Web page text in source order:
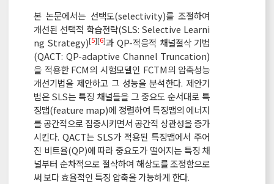
본 논문에서는 선택도(selectivity)를 조절하여
개선된 선택적 학습전략(SLS: Selective Learni
ng Strategy)[5][6]과 QP-적응적 채널절삭 기법
(QACT: QP-adaptive Channel Truncation)
을 적용한 FCM의 시험모델인 FCTM의 압축성능
개선기법을 제안하고 그 성능을 분석한다. 제안기
법은 SLS는 특징 채널들을 그 중요도 순서대로 특
징맵(feature map)에 정렬하여 특징맵의 에너지
를 공간적으로 집중시키면서 공간적 상관성을 증가
시킨다. QACT는 SLS가 적용된 특징맵에서 주어
진 비트율(QP)에 따라 중요도가 떨어지는 특징 채
널부터 순차적으로 절삭하여 해상도를 조정함으로
써 보다 효율적인 특징 압축을 가능하게 한다.